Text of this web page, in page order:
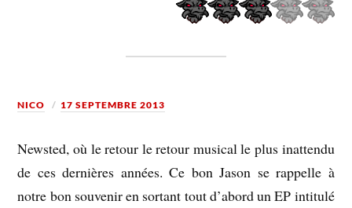
NICO 17 SEPTEMBRE 2013
Newsted, où le retour le retour musical le plus inattendu
de ces dernières années. Ce bon Jason se rappelle à
notre bon souvenir en sortant tout d’abord un EP intitulé